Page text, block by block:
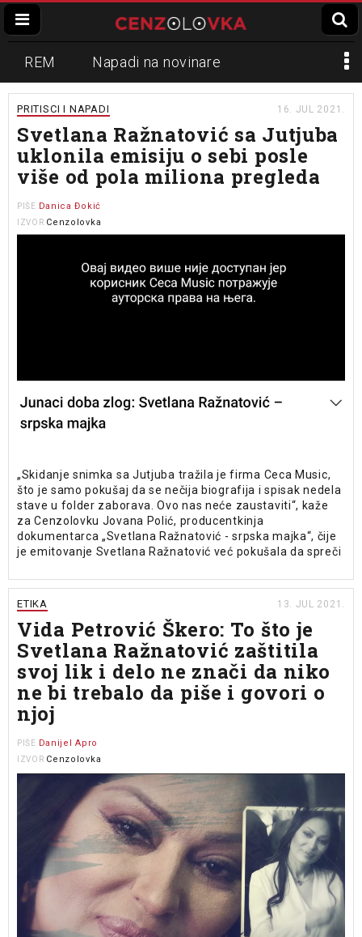
REM Napadi na novinare
Zvučni top
Propaganda Lokalni mediji
Informer Slavko Ćuruvija
PRITISCI I NAPADI 16. JUL 2021.
Svetlana Ražnatović sa Jutjuba
uklonila emisiju o sebi posle
više od pola miliona pregleda
PIŠE Danica Đokić
IZVOR Cenzolovka
„Skidanje snimka sa Jutjuba tražila je firma Ceca Music,
što je samo pokušaj da se nečija biografija i spisak nedela
stave u folder zaborava. Ovo nas neće zaustaviti“, kaže
za Cenzolovku Jovana Polić, producentkinja
dokumentarca „Svetlana Ražnatović - srpska majka“, čije
je emitovanje Svetlana Ražnatović već pokušala da spreči
ETIKA 13. JUL 2021.
Vida Petrović Škero: To što je
Svetlana Ražnatović zaštitila
svoj lik i delo ne znači da niko
ne bi trebalo da piše i govori o
njoj
PIŠE Danijel Apro
IZVOR Cenzolovka